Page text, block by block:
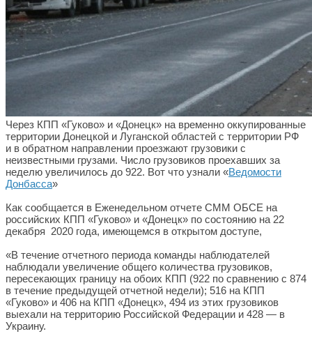
Через КПП «Гуково» и «Донецк» на временно оккупированные
территории Донецкой и Луганской областей с территории РФ
и в обратном направлении проезжают грузовики с
неизвестными грузами. Число грузовиков проехавших за
неделю увеличилось до 922. Вот что узнали «Ведомости
Донбасса»
Как сообщается в Еженедельном отчете СММ ОБСЕ на
российских КПП «Гуково» и «Донецк» по состоянию на 22
декабря 2020 года, имеющемся в открытом доступе,
«В течение отчетного периода команды наблюдателей
наблюдали увеличение общего количества грузовиков,
пересекающих границу на обоих КПП (922 по сравнению с 874
в течение предыдущей отчетной недели); 516 на КПП
«Гуково» и 406 на КПП «Донецк», 494 из этих грузовиков
выехали на территорию Российской Федерации и 428 — в
Украину.